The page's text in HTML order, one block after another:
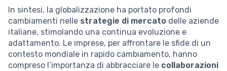
In sintesi, la globalizzazione ha portato profondi
cambiamenti nelle strategie di mercato delle aziende
italiane, stimolando una continua evoluzione e
adattamento. Le imprese, per affrontare le sfide di un
contesto mondiale in rapido cambiamento, hanno
compreso l’importanza di abbracciare le collaborazioni